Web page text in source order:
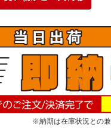
※納期は在庫状況との兼